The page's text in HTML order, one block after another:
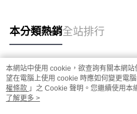
本分類熱銷全站排行
熱門標籤
本網站中使用 cookie，欲查詢有關本網
望在電腦上使用 cookie 時應如何變更電
權條款 」之 Cookie 聲明。您繼續使用本
用條款之 Cookie 聲明使用 cookie。
了解更多 >